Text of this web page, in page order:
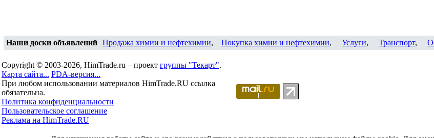
Наши доски объявлений Продажа химии и нефтехимии, Покупка химии и нефтехимии, Услуги, Транспорт,
Copyright © 2003-2026, HimTrade.ru – проект группы "Текарт".
Карта сайта... PDA-версия...
При любом использовании материалов HimTrade.RU ссылка
обязательна.
Политика конфиденциальности
Пользовательское соглашение
Реклама на HimTrade.RU